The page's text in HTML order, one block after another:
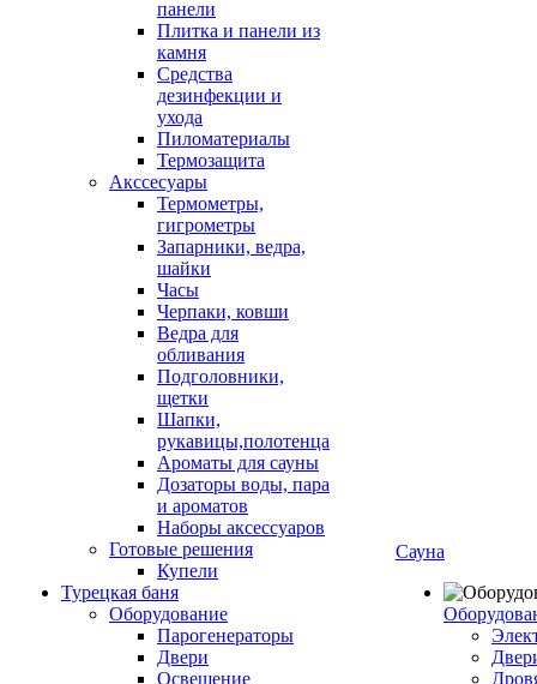
панели
Плитка и панели из
камня
Средства
дезинфекции и
ухода
Пиломатериалы
Термозащита
Аксcесуары
Термометры,
гигрометры
Запарники, ведра,
шайки
Часы
Черпаки, ковши
Ведра для
обливания
Подголовники,
щетки
Шапки,
рукавицы,полотенца
Ароматы для сауны
Дозаторы воды, пара
и ароматов
Наборы аксессуаров
Готовые решения
Купели
Турецкая баня
Оборудование
Парогенераторы
Двери
Освещение
Сауна